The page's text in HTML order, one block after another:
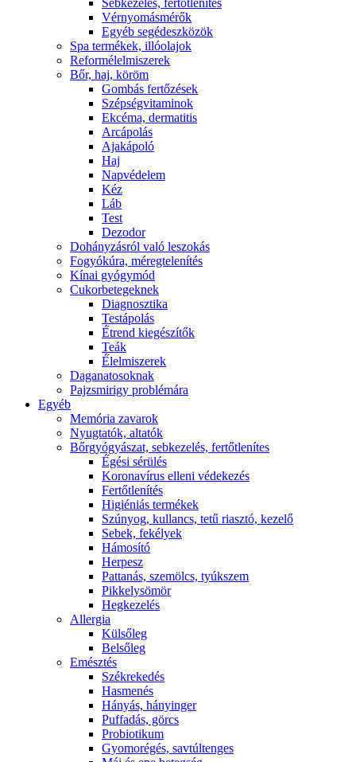
Sebkezelés, fertőtlenítés
Vérnyomásmérők
Egyéb segédeszközök
Spa termékek, illóolajok
Reformélelmiszerek
Bőr, haj, köröm
Gombás fertőzések
Szépségvitaminok
Ekcéma, dermatitis
Arcápolás
Ajakápoló
Haj
Napvédelem
Kéz
Láb
Test
Dezodor
Dohányzásról való leszokás
Fogyókúra, méregtelenítés
Kínai gyógymód
Cukorbetegeknek
Diagnosztika
Testápolás
É́trend kiegészítők
Teák
É́lelmiszerek
Daganatosoknak
Pajzsmirigy problémára
Egyéb
Memória zavarok
Nyugtatók, altatók
Bőrgyógyászat, sebkezelés, fertőtlenítes
É́gési sérülés
Koronavírus elleni védekezés
Fertőtlenítés
Higiéniás termékek
Szúnyog, kullancs, tetű riasztó, kezelő
Sebek, fekélyek
Hámosító
Herpesz
Pattanás, szemölcs, tyúkszem
Pikkelysömör
Hegkezelés
Allergia
Külsőleg
Belsőleg
Emésztés
Székrekedés
Hasmenés
Hányás, hányinger
Puffadás, görcs
Probiotikum
Gyomorégés, savtúltenges